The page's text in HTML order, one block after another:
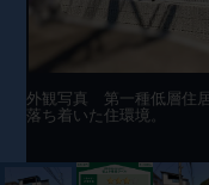
外観写真 第一種低層住
落ち着いた住環境。